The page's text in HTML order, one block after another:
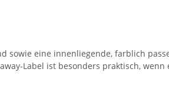
eine innenliegende, farblich
Label ist besonders praktisch,